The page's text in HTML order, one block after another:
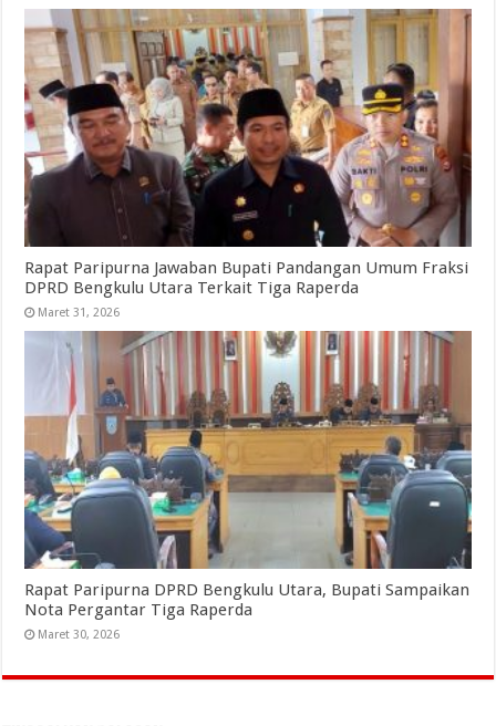
Rapat Paripurna Jawaban Bupati Pandangan Umum Fraksi
DPRD Bengkulu Utara Terkait Tiga Raperda
Maret 31, 2026
Rapat Paripurna DPRD Bengkulu Utara, Bupati Sampaikan
Nota Pergantar Tiga Raperda
Maret 30, 2026